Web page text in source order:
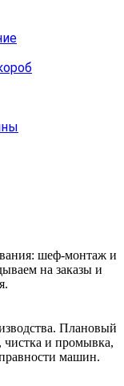
шеф-монтаж и
на заказы и
Плановый
чистка и промывка,
машин.